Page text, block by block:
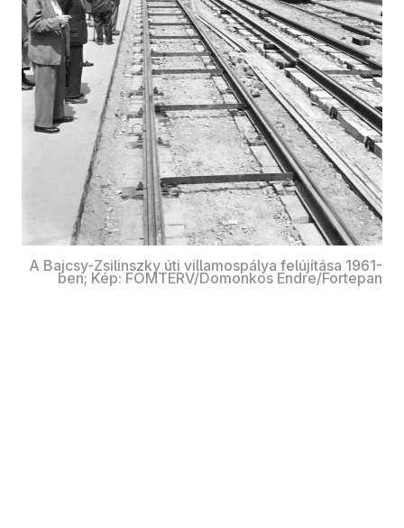
A Bajcsy-Zsilinszky úti villamospálya felújítása 1961-
ben; Kép: FÖMTERV/Domonkos Endre/Fortepan